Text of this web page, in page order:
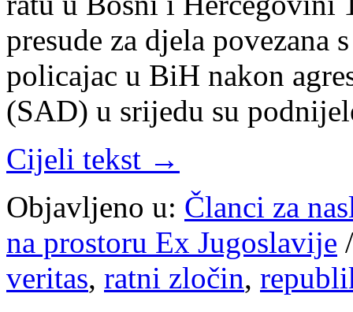
presude za djela
policajac u BiH nakon
(SAD) u srijedu su
Cijeli tekst →
Objavljeno u: Članci za
na prostoru Ex Jugoslavije
veritas, ratni zločin,